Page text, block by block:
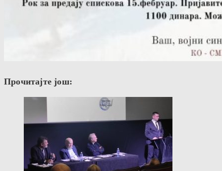
Прочитајте још: